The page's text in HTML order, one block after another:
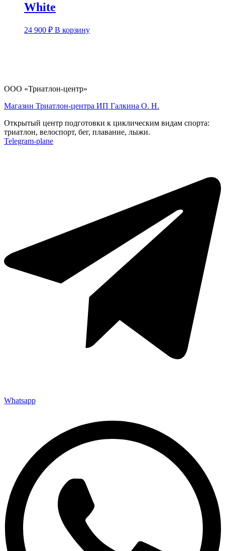
White
24 900 ₽ В корзину
ООО «Триатлон-центр»
Магазин Триатлон-центра ИП Галкина О. Н.
Открытый центр подготовки к циклическим видам спорта:
триатлон, велоспорт, бег, плавание, лыжи.
Telegram-plane
Whatsapp